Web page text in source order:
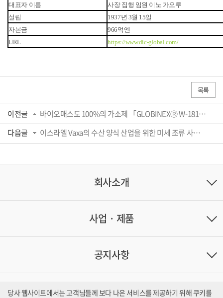
대표자 이름
사장 집행 임원 이노 가오루
설립
1937년 3월 15일
자본금
966억엔
URL
https://www.dic-global.com/
목록
이전글
바이오매스도 100%의 가소제 「GLOBINEXⓇ W-1810-BIO」가 미국 농무성(USDA)의 바이오베이...
다음글
이스라엘 Vaxa의 수산 양식 산업을 위한 미세 조류 사료 『UltraNanno™』를 국내에서 ...
회사소개
사업 · 제품
공지사항
문의처
당사 웹사이트에서는 고객님들께 보다 나은 서비스를 제공하기 위해 쿠키를